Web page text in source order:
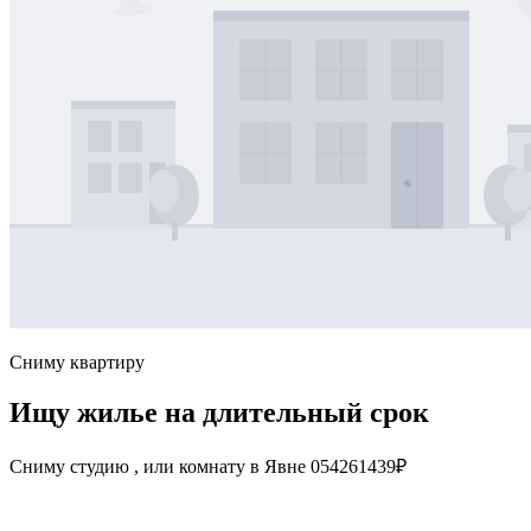
Сниму квартиру
Ищу жилье на длительный срок
Сниму студию , или комнату в Явне 054261439₽